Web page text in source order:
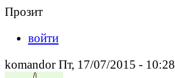
Прозит
войти
komandor Пт, 17/07/2015 - 10:28